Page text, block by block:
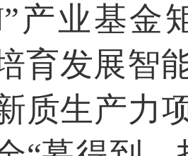
产业基金
育发展智
质生产力